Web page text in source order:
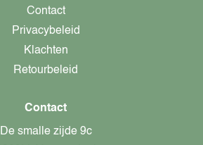
Contact
Privacybeleid
Klachten
Retourbeleid
Contact
De smalle zijde 9c